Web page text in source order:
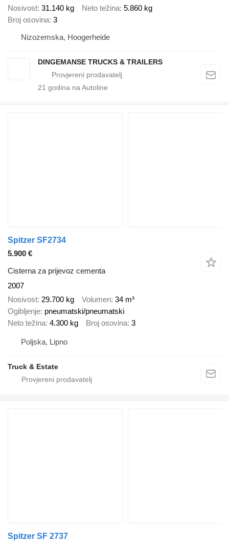
Nosivost 31.140 kg Neto težina 5.860 kg
Broj osovina 3
Nizozemska, Hoogerheide
DINGEMANSE TRUCKS & TRAILERS
21 godina na Autoline
Spitzer SF2734
5.900 €
Cisterna za prijevoz cementa
2007
Nosivost 29.700 kg Volumen 34 m³
Ogibljenje pneumatski/pneumatski
Neto težina 4.300 kg Broj osovina 3
Poljska, Lipno
Truck & Estate
Spitzer SF 2737